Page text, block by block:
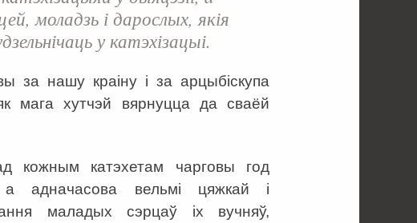
моладзь і дарослых, якія
у катэхізацыі.
за нашу краіну і за арцыбіскупа
мага хутчэй вярнуцца да сваёй
кожным катэхетам чарговы год
адначасова вельмі цяжкай і
маладых сэрцаў іх вучняў,